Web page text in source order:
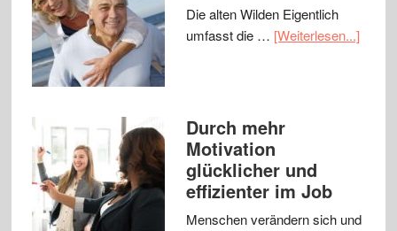
Die alten Wilden Eigentlich
umfasst die … [Weiterlesen...]
Durch mehr
Motivation
glücklicher und
effizienter im Job
Menschen verändern sich und